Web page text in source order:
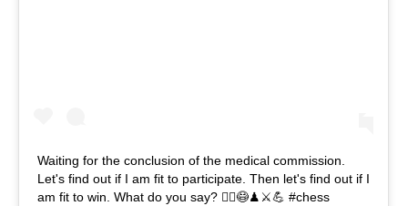
Waiting for the conclusion of the medical commission.
Let's find out if I am fit to participate. Then let's find out if I
am fit to win. What do you say? 🤷‍♂️😷♟⚔️💪 #chess